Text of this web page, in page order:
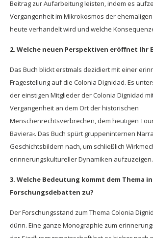
Beitrag zur Aufarbeitung leisten, indem es
Vergangenheit im Mikrokosmos der
heute verhandelt wird und welche
2. Welche neuen Perspektiven eröffnet Ihr
Das Buch blickt erstmals dezidiert mit einer
Fragestellung auf die Colonia Dignidad. Es
der einstigen Mitglieder der Colonia Dignidad
Vergangenheit an dem Ort der historischen
Menschenrechtsverbrechen, dem heutigen
Baviera‹. Das Buch spürt gruppeninternen
Geschichtsbildern nach, um schließlich
erinnerungskultureller Dynamiken aufzuzeigen.
3. Welche Bedeutung kommt dem Thema
Forschungsdebatten zu?
Der Forschungsstand zum Thema Colonia
dünn. Eine ganze Monographie zum